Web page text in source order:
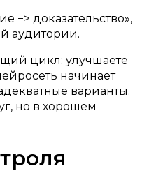
−> доказательство»,
аудитории.
цикл: улучшаете
начинает
варианты.
но в хорошем